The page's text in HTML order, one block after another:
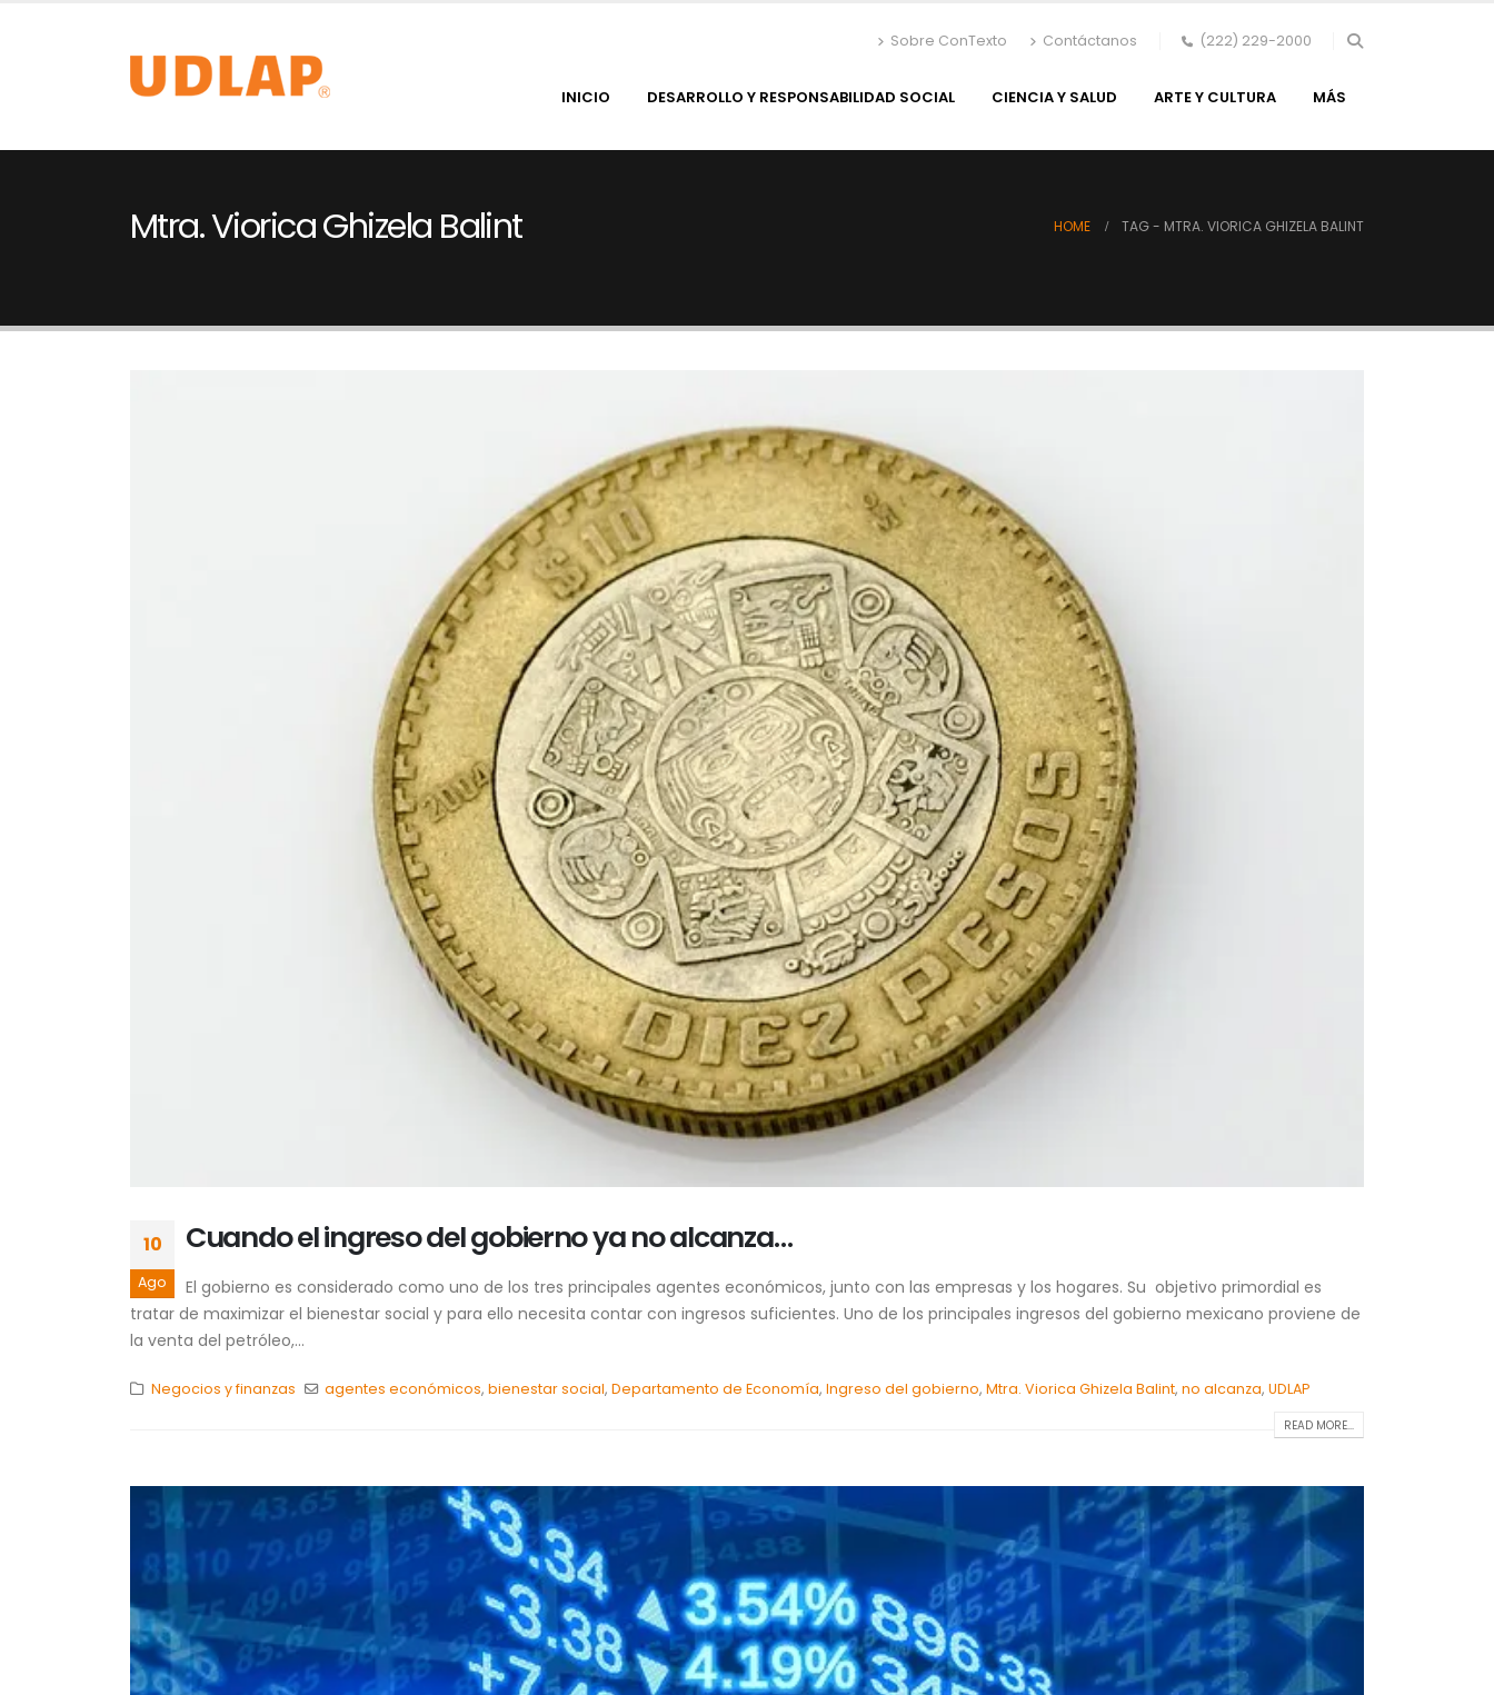
Sobre ConTexto Contáctanos (222) 229-2000
INICIO DESARROLLO Y RESPONSABILIDAD SOCIAL CIENCIA Y SALUD ARTE Y CULTURA MÁS
Mtra. Viorica Ghizela Balint HOME TAG - MTRA. VIORICA GHIZELA BALINT
10
Ago
Cuando el ingreso del gobierno ya no alcanza…
El gobierno es considerado como uno de los tres principales agentes económicos, junto con las empresas y los hogares. Su objetivo primordial es
tratar de maximizar el bienestar social y para ello necesita contar con ingresos suficientes. Uno de los principales ingresos del gobierno mexicano proviene de
la venta del petróleo,...
Negocios y finanzas agentes económicos,bienestar social,Departamento de Economía,Ingreso del gobierno,Mtra. Viorica Ghizela Balint,no alcanza,UDLAP
READ MORE...